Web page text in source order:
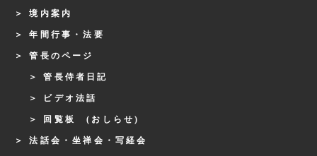
境内案内
年間行事・法要
管長のページ
管長侍者日記
ビデオ法話
回覧板 (おしらせ)
法話会・坐禅会・写経会